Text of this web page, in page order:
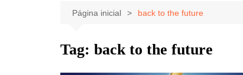
Celebridades
Música
Clássicos
Página inicial back to the future
Tag: back to the future